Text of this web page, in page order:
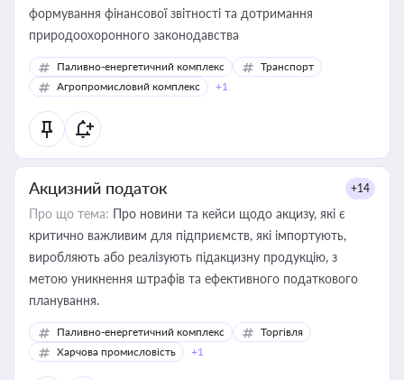
формування фінансової звітності та дотримання
природоохоронного законодавства
Паливно-енергетичний комплекс
Транспорт
Агропромисловий комплекс
+1
Акцизний податок +14
Про що тема: Про новини та кейси щодо акцизу, які є
критично важливим для підприємств, які імпортують,
виробляють або реалізують підакцизну продукцію, з
метою уникнення штрафів та ефективного податкового
планування.
Паливно-енергетичний комплекс
Торгівля
Харчова промисловість
+1